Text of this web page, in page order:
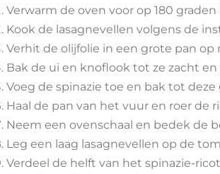
Verwarm de oven voor op 180 graden
Kook de lasagnevellen volgens de
Verhit de olijfolie in een grote pan
Bak de ui en knoflook tot ze zacht en
Voeg de spinazie toe en bak tot deze
Haal de pan van het vuur en roer de
Neem een ovenschaal en bedek de
Leg een laag lasagnevellen op de
Verdeel de helft van het spinazie-